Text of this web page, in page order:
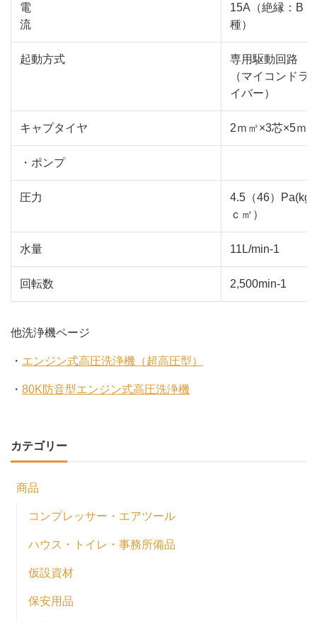
電
流
15A（絶縁：B
種）
起動方式
専用駆動回路
（マイコンドラ
イバー）
キャプタイヤ 2ｍ㎡×3芯×5ｍ
・ポンプ
圧力
4.5（46）Pa(kgf/
ｃ㎡）
水量 11L/min-1
回転数 2,500min-1
他洗浄機ページ
・ エンジン式高圧洗浄機（超高圧型）
・ 80K防音型エンジン式高圧洗浄機
カテゴリー
商品
コンプレッサー・エアツール
ハウス・トイレ・事務所備品
仮設資材
保安用品